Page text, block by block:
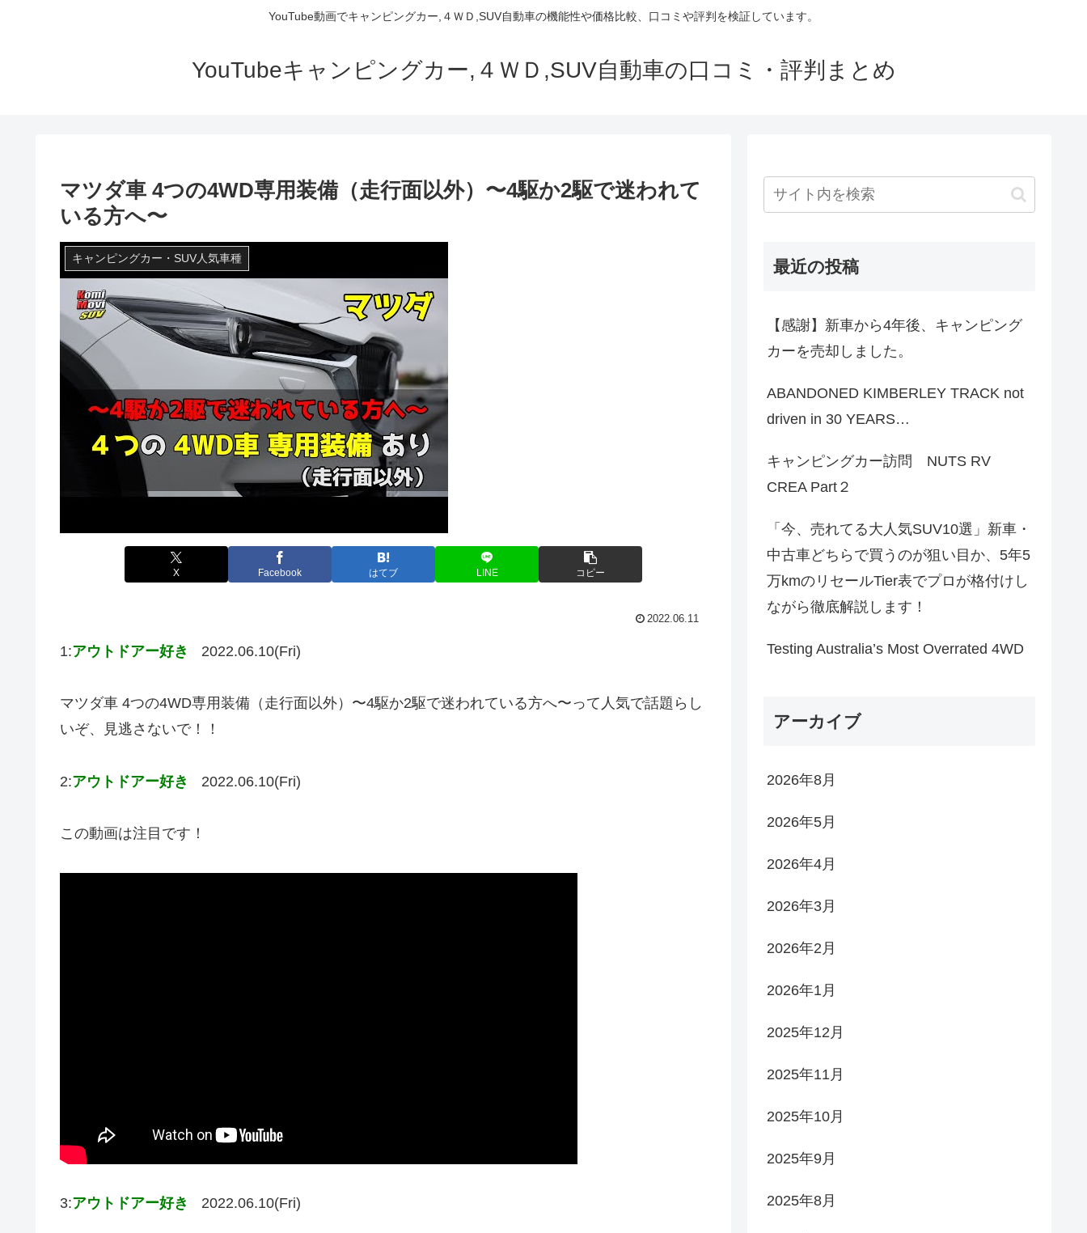
YouTube動画でキャンピングカー,４ＷＤ,SUV自動車の機能性や価格比較、口コミや評判を検証しています。
YouTubeキャンピングカー,４ＷＤ,SUV自動車の口コミ・評判まとめ
マツダ車 4つの4WD専用装備（走行面以外）〜4駆か2駆で迷われて
いる方へ〜
キャンピングカー・SUV人気車種
X Facebook はてブ LINE コピー
2022.06.11
1:アウトドアー好き 2022.06.10(Fri)
マツダ車 4つの4WD専用装備（走行面以外）〜4駆か2駆で迷われている方へ〜って人気で話題らし
いぞ、見逃さないで！！
2:アウトドアー好き 2022.06.10(Fri)
この動画は注目です！
3:アウトドアー好き 2022.06.10(Fri)
最近の投稿
【感謝】新車から4年後、キャンピング
カーを売却しました。
ABANDONED KIMBERLEY TRACK not
driven in 30 YEARS…
キャンピングカー訪問 NUTS RV
CREA Part２
「今、売れてる大人気SUV10選」新車・
中古車どちらで買うのが狙い目か、5年5
万kmのリセールTier表でプロが格付けし
ながら徹底解説します！
Testing Australia’s Most Overrated 4WD
アーカイブ
2026年8月
2026年5月
2026年4月
2026年3月
2026年2月
2026年1月
2025年12月
2025年11月
2025年10月
2025年9月
2025年8月